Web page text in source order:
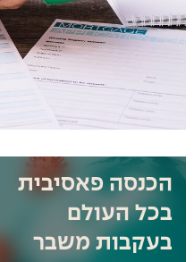
הכנסה פאסיבית
בכל העולם
בעקבות משבר